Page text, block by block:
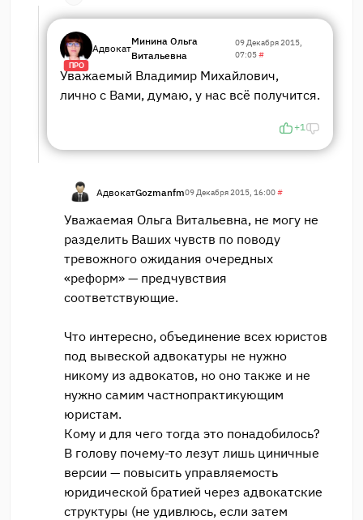
ПРО
Адвокат
Минина Ольга
Витальевна
09 Декабря 2015,
07:05#
Уважаемый Владимир Михайлович,
лично с Вами, думаю, у нас всё получится.
+1
АдвокатGozmanfm09 Декабря 2015, 16:00#
Уважаемая Ольга Витальевна, не могу не
разделить Ваших чувств по поводу
тревожного ожидания очередных
«реформ» — предчувствия
соответствующие.
Что интересно, объединение всех юристов
под вывеской адвокатуры не нужно
никому из адвокатов, но оно также и не
нужно самим частнопрактикующим
юристам.
Кому и для чего тогда это понадобилось?
В голову почему-то лезут лишь циничные
версии — повысить управляемость
юридической братией через адвокатские
структуры (не удивлюсь, если затем